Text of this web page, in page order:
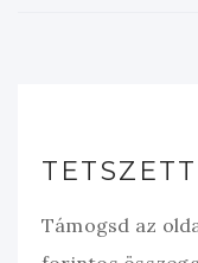
Támogsd az